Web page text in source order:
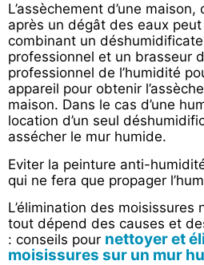
L’assèchement d’une maison,
après un dégât des eaux
combinant un
professionnel et un brasseur
professionnel de l’humidité
appareil pour obtenir
maison. Dans le cas d’une
location d’un seul
assécher le mur humide.
Eviter la peinture anti-
qui ne fera que propager
L’élimination des moisissures
tout dépend des causes et
: conseils pour nettoyer et
moisissures sur un mur